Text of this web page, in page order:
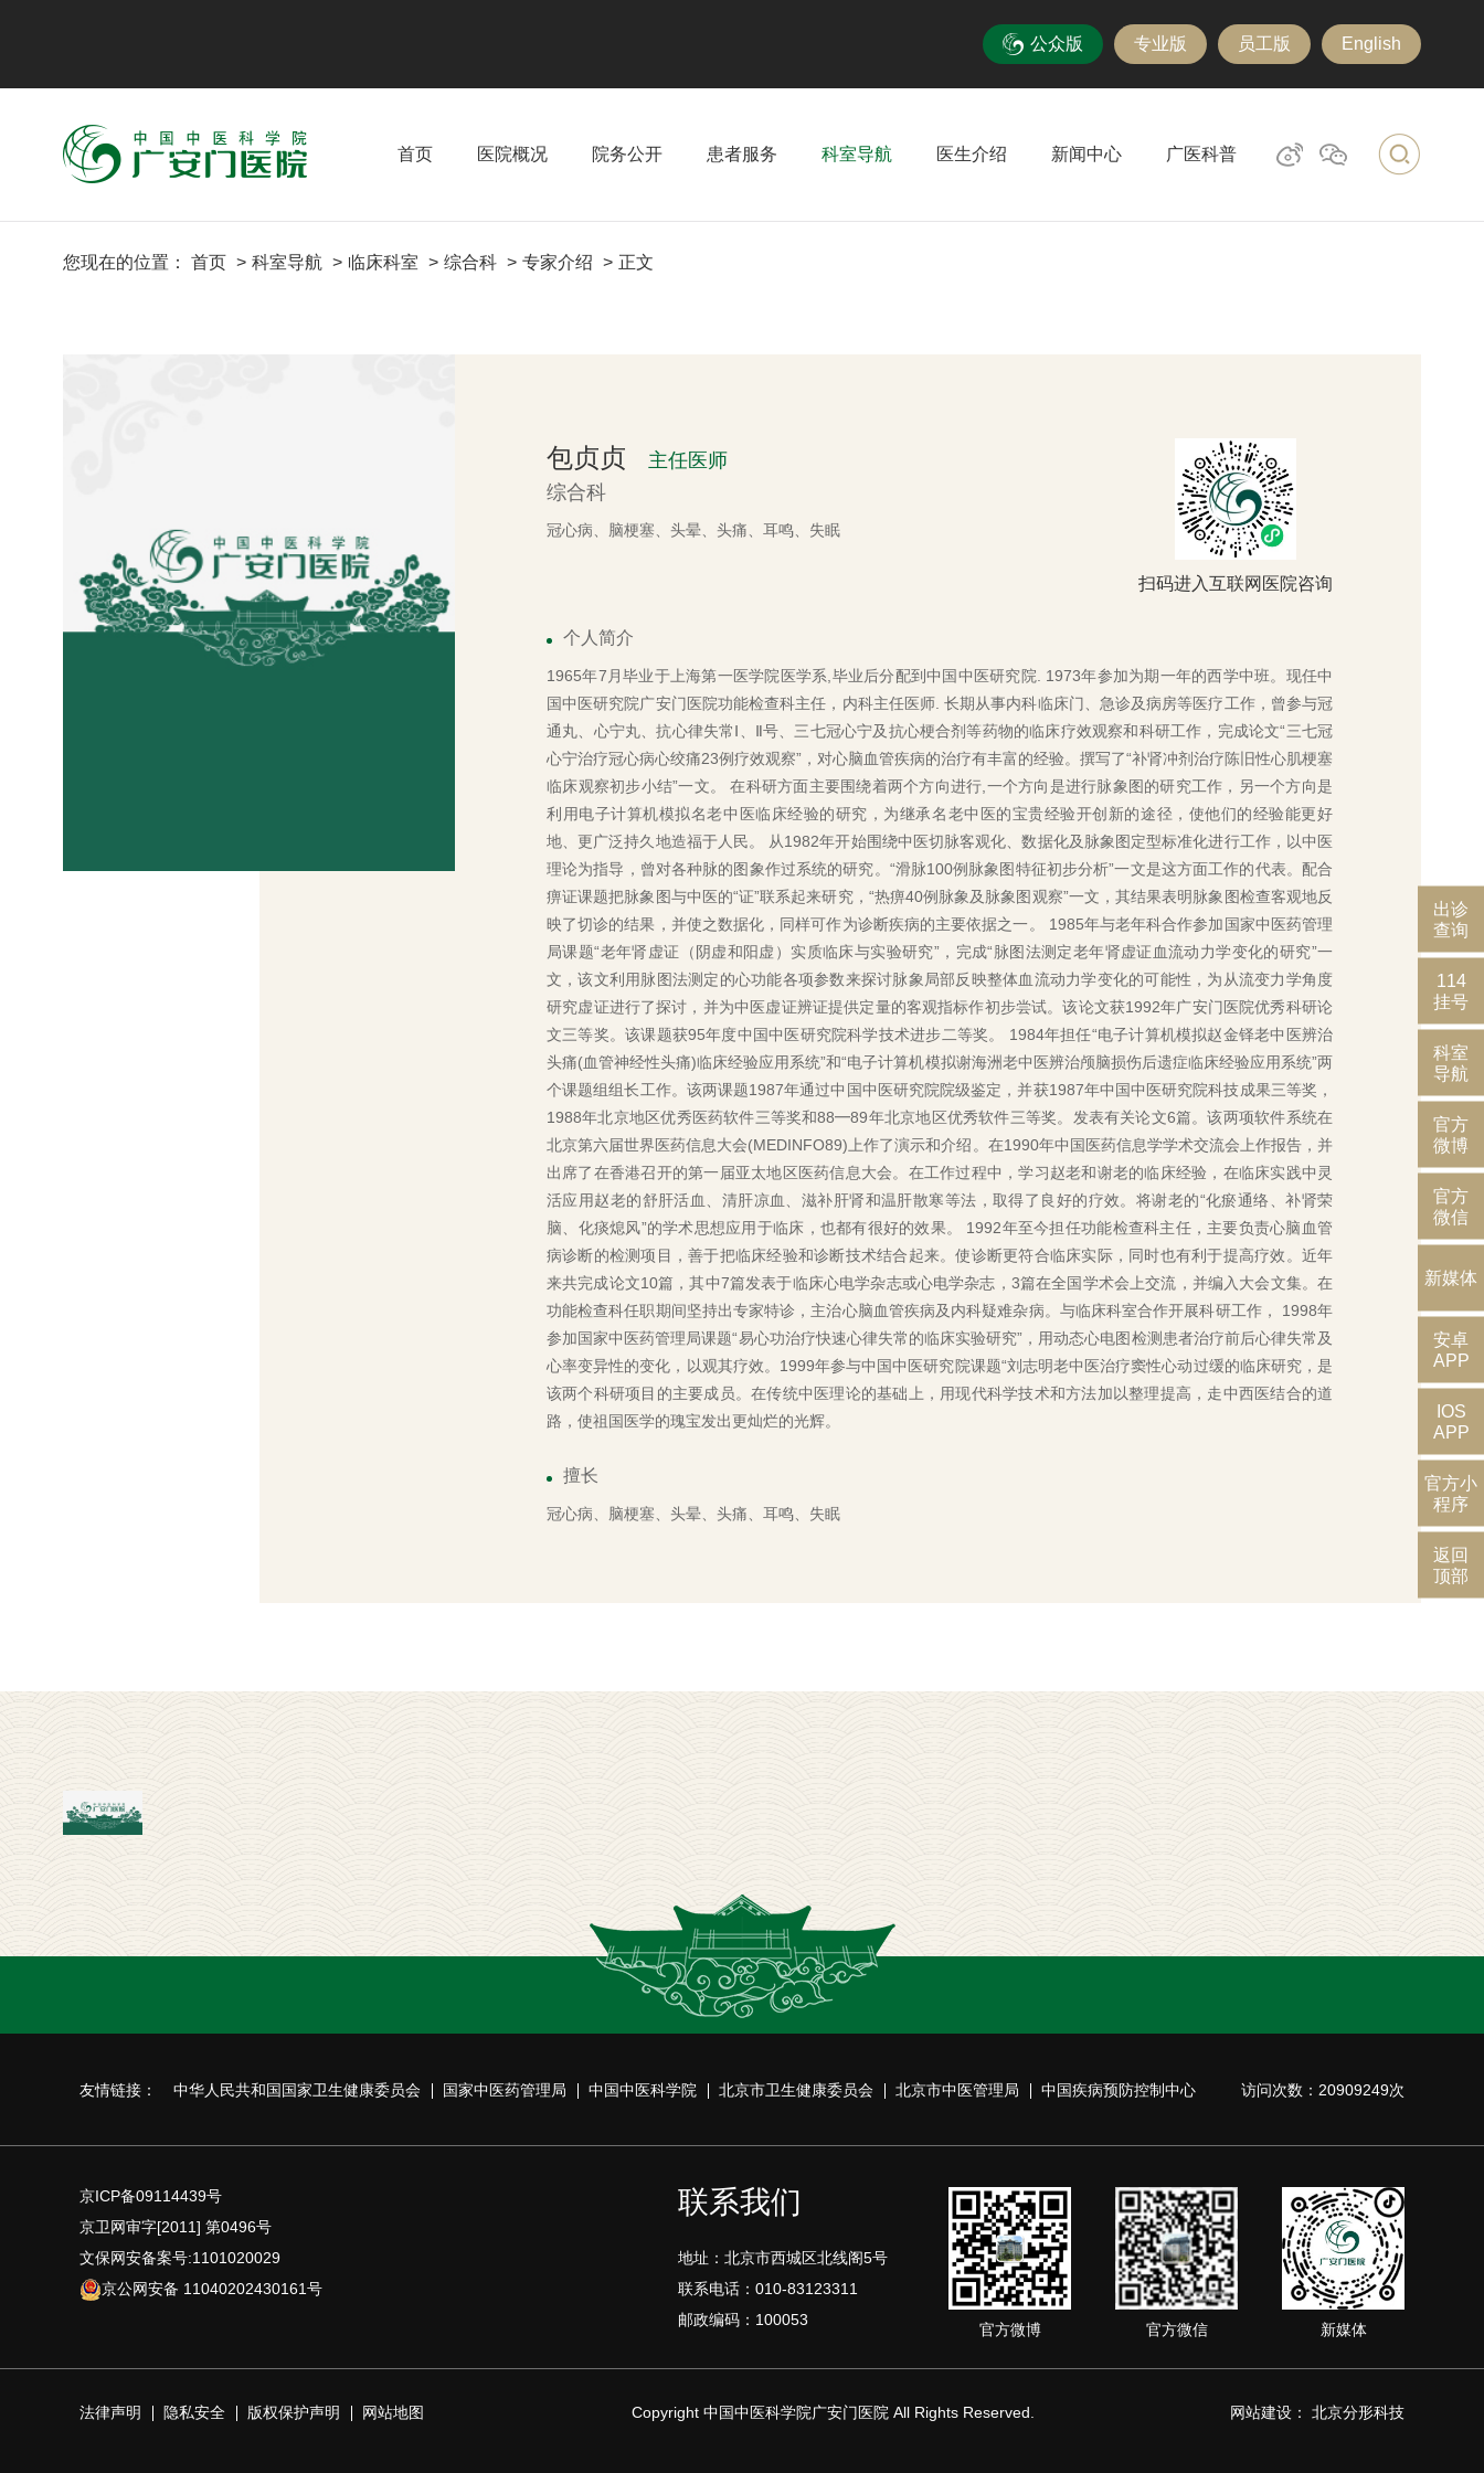
出诊
查询
114
挂号
科室
导航
官方
微博
官方
微信
新媒体
安卓
APP
IOS
APP
官方小
程序
返回
顶部
公众版 专业版 员工版 English
首页 医院概况 院务公开 患者服务 科室导航 医生介绍 新闻中心 广医科普
您现在的位置： 首页 科室导航 临床科室 综合科 专家介绍 正文
包贞贞
主任医师
综合科
冠心病、脑梗塞、头晕、头痛、耳鸣、失眠
扫码进入互联网医院咨询
个人简介
1965年7月毕业于上海第一医学院医学系,毕业后分配到中国中医研究院. 1973年参加为期一年的西学中班。现任中
国中医研究院广安门医院功能检查科主任，内科主任医师. 长期从事内科临床门、急诊及病房等医疗工作，曾参与冠
通丸、心宁丸、抗心律失常Ⅰ、Ⅱ号、三七冠心宁及抗心梗合剂等药物的临床疗效观察和科研工作，完成论文“三七冠
心宁治疗冠心病心绞痛23例疗效观察”，对心脑血管疾病的治疗有丰富的经验。撰写了“补肾冲剂治疗陈旧性心肌梗塞
临床观察初步小结”一文。 在科研方面主要围绕着两个方向进行,一个方向是进行脉象图的研究工作，另一个方向是
利用电子计算机模拟名老中医临床经验的研究，为继承名老中医的宝贵经验开创新的途径，使他们的经验能更好
地、更广泛持久地造福于人民。 从1982年开始围绕中医切脉客观化、数据化及脉象图定型标准化进行工作，以中医
理论为指导，曾对各种脉的图象作过系统的研究。“滑脉100例脉象图特征初步分析”一文是这方面工作的代表。配合
痹证课题把脉象图与中医的“证”联系起来研究，“热痹40例脉象及脉象图观察”一文，其结果表明脉象图检查客观地反
映了切诊的结果，并使之数据化，同样可作为诊断疾病的主要依据之一。 1985年与老年科合作参加国家中医药管理
局课题“老年肾虚证（阴虚和阳虚）实质临床与实验研究”，完成“脉图法测定老年肾虚证血流动力学变化的研究”一
文，该文利用脉图法测定的心功能各项参数来探讨脉象局部反映整体血流动力学变化的可能性，为从流变力学角度
研究虚证进行了探讨，并为中医虚证辨证提供定量的客观指标作初步尝试。该论文获1992年广安门医院优秀科研论
文三等奖。该课题获95年度中国中医研究院科学技术进步二等奖。 1984年担任“电子计算机模拟赵金铎老中医辨治
头痛(血管神经性头痛)临床经验应用系统”和“电子计算机模拟谢海洲老中医辨治颅脑损伤后遗症临床经验应用系统”两
个课题组组长工作。该两课题1987年通过中国中医研究院院级鉴定，并获1987年中国中医研究院科技成果三等奖，
1988年北京地区优秀医药软件三等奖和88━89年北京地区优秀软件三等奖。发表有关论文6篇。该两项软件系统在
北京第六届世界医药信息大会(MEDINFO89)上作了演示和介绍。在1990年中国医药信息学学术交流会上作报告，并
出席了在香港召开的第一届亚太地区医药信息大会。在工作过程中，学习赵老和谢老的临床经验，在临床实践中灵
活应用赵老的舒肝活血、清肝凉血、滋补肝肾和温肝散寒等法，取得了良好的疗效。将谢老的“化瘀通络、补肾荣
脑、化痰熄风”的学术思想应用于临床，也都有很好的效果。 1992年至今担任功能检查科主任，主要负责心脑血管
病诊断的检测项目，善于把临床经验和诊断技术结合起来。使诊断更符合临床实际，同时也有利于提高疗效。近年
来共完成论文10篇，其中7篇发表于临床心电学杂志或心电学杂志，3篇在全国学术会上交流，并编入大会文集。在
功能检查科任职期间坚持出专家特诊，主治心脑血管疾病及内科疑难杂病。与临床科室合作开展科研工作， 1998年
参加国家中医药管理局课题“易心功治疗快速心律失常的临床实验研究”，用动态心电图检测患者治疗前后心律失常及
心率变异性的变化，以观其疗效。1999年参与中国中医研究院课题“刘志明老中医治疗窦性心动过缓的临床研究，是
该两个科研项目的主要成员。在传统中医理论的基础上，用现代科学技术和方法加以整理提高，走中西医结合的道
路，使祖国医学的瑰宝发出更灿烂的光辉。
擅长
冠心病、脑梗塞、头晕、头痛、耳鸣、失眠
友情链接： 中华人民共和国国家卫生健康委员会 国家中医药管理局 中国中医科学院 北京市卫生健康委员会 北京市中医管理局 中国疾病预防控制中心 访问次数：20909249次
京ICP备09114439号
京卫网审字[2011] 第0496号
文保网安备案号:1101020029
京公网安备 11040202430161号
联系我们
地址：北京市西城区北线阁5号
联系电话：010-83123311
邮政编码：100053
官方微博 官方微信 新媒体
法律声明 隐私安全 版权保护声明 网站地图 Copyright 中国中医科学院广安门医院 All Rights Reserved. 网站建设 ： 北京分形科技